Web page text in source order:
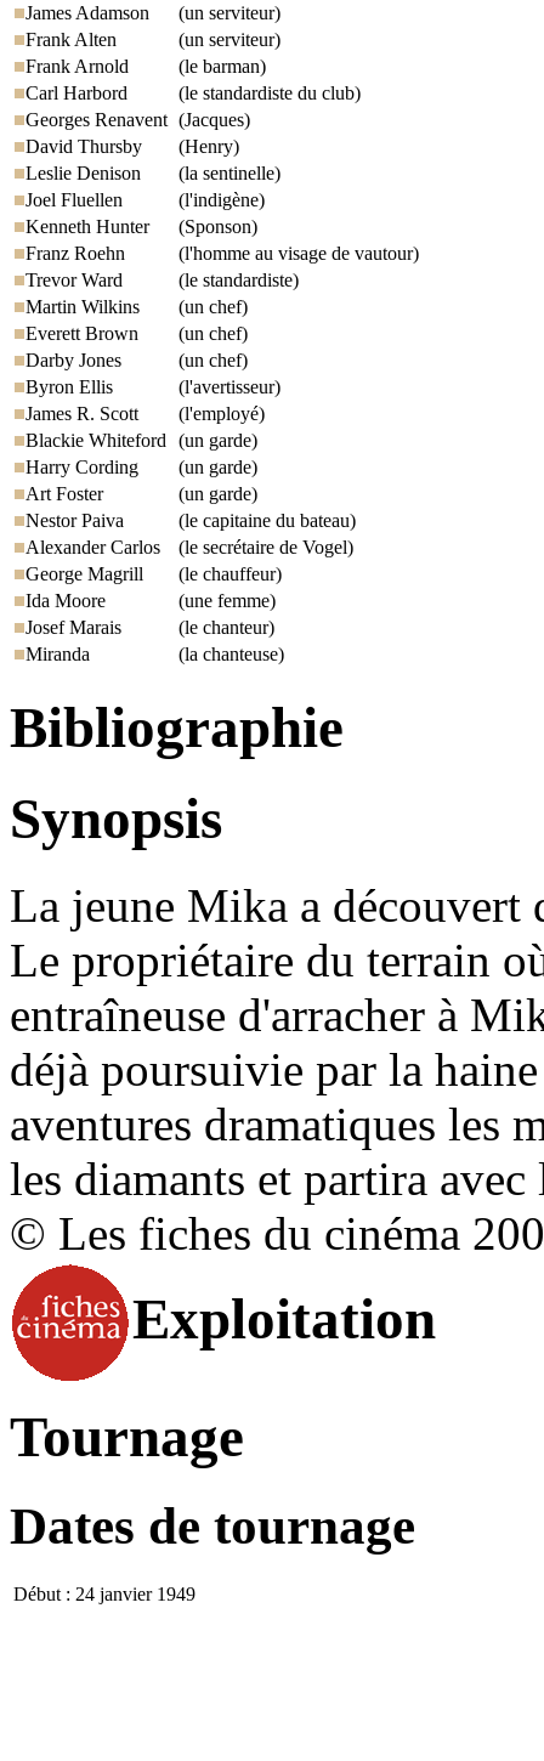
James Adamson
(un serviteur)
Frank Alten
(un serviteur)
Frank Arnold
(le barman)
Carl Harbord
(le standardiste du club)
Georges Renavent (Jacques)
David Thursby
(Henry)
Leslie Denison
(la sentinelle)
Joel Fluellen
(l'indigène)
Kenneth Hunter
(Sponson)
Franz Roehn
(l'homme au visage de vautour)
Trevor Ward
(le standardiste)
Martin Wilkins
(un chef)
Everett Brown
(un chef)
Darby Jones
(un chef)
Byron Ellis
(l'avertisseur)
James R. Scott
(l'employé)
Blackie Whiteford
(un garde)
Harry Cording
(un garde)
Art Foster
(un garde)
Nestor Paiva
(le capitaine du bateau)
Alexander Carlos
(le secrétaire de Vogel)
George Magrill
(le chauffeur)
Ida Moore
(une femme)
Josef Marais
(le chanteur)
Miranda
(la chanteuse)
Bibliographie
Synopsis
La jeune Mika a découvert
Le propriétaire du terrain
entraîneuse d'arracher à
déjà poursuivie par la
aventures dramatiques les
les diamants et partira
© Les fiches du cinéma
Exploitation
Tournage
Dates de tournage
Début : 24 janvier 1949